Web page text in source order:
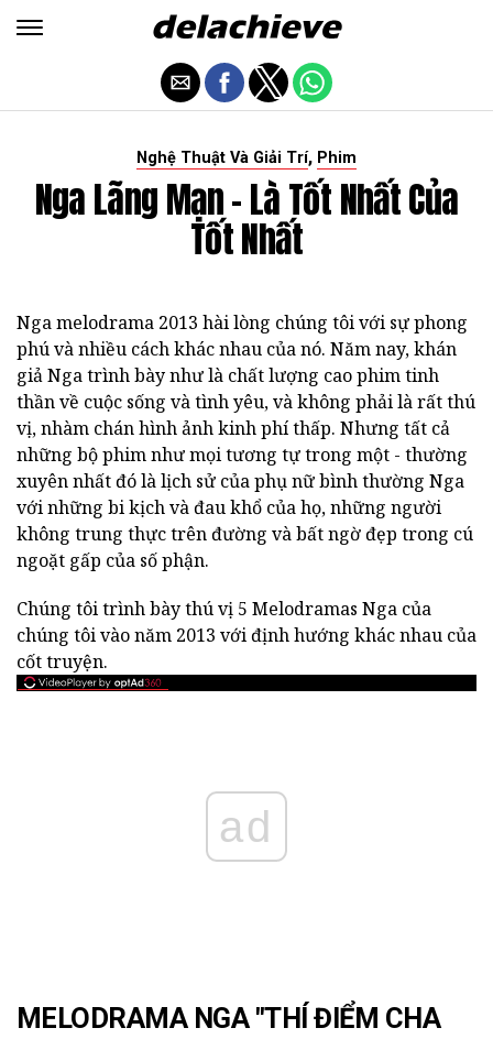
Nghệ Thuật Và Giải Trí, Phim
Nga Lãng Mạn - Là Tốt Nhất Của
Tốt Nhất
Nga melodrama 2013 hài lòng chúng tôi với sự phong
phú và nhiều cách khác nhau của nó. Năm nay, khán
giả Nga trình bày như là chất lượng cao phim tinh
thần về cuộc sống và tình yêu, và không phải là rất thú
vị, nhàm chán hình ảnh kinh phí thấp. Nhưng tất cả
những bộ phim như mọi tương tự trong một - thường
xuyên nhất đó là lịch sử của phụ nữ bình thường Nga
với những bi kịch và đau khổ của họ, những người
không trung thực trên đường và bất ngờ đẹp trong cú
ngoặt gấp của số phận.
Chúng tôi trình bày thú vị 5 Melodramas Nga của
chúng tôi vào năm 2013 với định hướng khác nhau của
cốt truyện.
ad
MELODRAMA NGA "THÍ ĐIỂM CHA